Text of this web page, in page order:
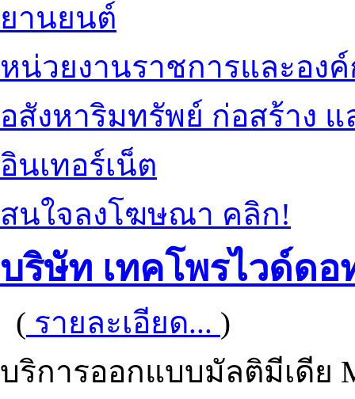
ยานยนต์
หน่วยงานราชการและอง
อสังหาริมทรัพย์ ก่อสร้าง
อินเทอร์เน็ต
สนใจลงโฆษณา คลิก!
บริษัท เทคโพรไวด์ด
( รายละเอียด... )
บริการออกแบบมัลติมีเดีย